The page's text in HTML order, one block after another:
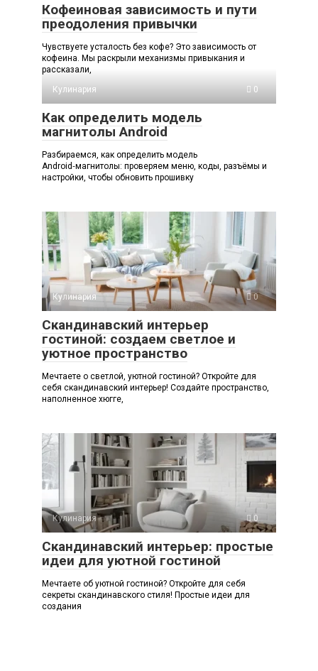
Кофеиновая зависимость и пути
преодоления привычки
Чувствуете усталость без кофе? Это зависимость от
кофеина. Мы раскрыли механизмы привыкания и
рассказали,
Кулинария
0
Как определить модель
магнитолы Android
Разбираемся, как определить модель
Android‑магнитолы: проверяем меню, коды, разъёмы и
настройки, чтобы обновить прошивку
Кулинария 0
Скандинавский интерьер
гостиной: создаем светлое и
уютное пространство
Мечтаете о светлой, уютной гостиной? Откройте для
себя скандинавский интерьер! Создайте пространство,
наполненное хюгге,
Кулинария 0
Скандинавский интерьер: простые
идеи для уютной гостиной
Мечтаете об уютной гостиной? Откройте для себя
секреты скандинавского стиля! Простые идеи для
создания